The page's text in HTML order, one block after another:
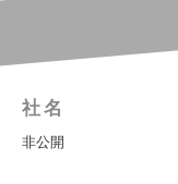
社名
非公開